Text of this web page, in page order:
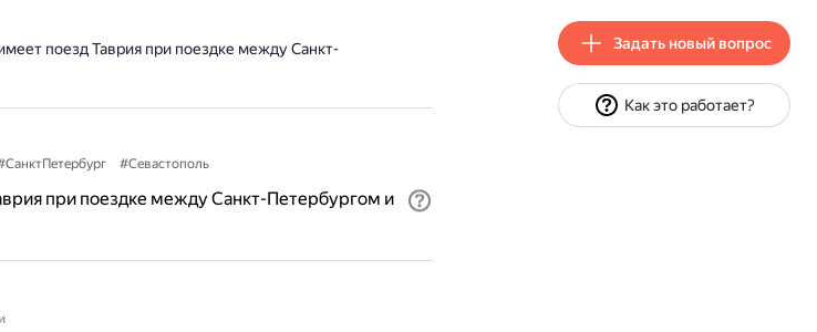
поезд Таврия при поездке между Санкт-
#Севастополь
при поездке между Санкт-Петербургом и
Задать новый вопрос
Как это работает?